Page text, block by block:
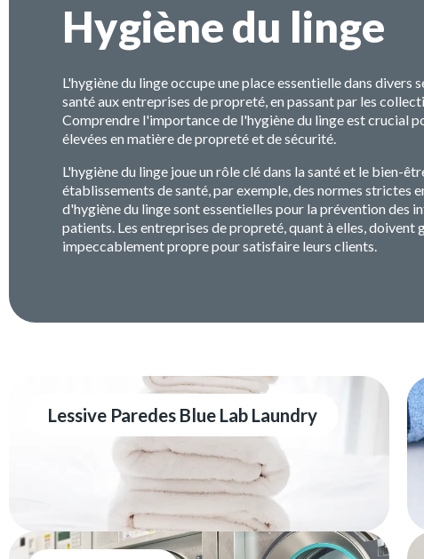
Hygiène du linge
L'hygiène du linge occupe une place essentielle dans divers
santé aux entreprises de propreté, en passant par les
Comprendre l'importance de l'hygiène du linge est crucial
élevées en matière de propreté et de sécurité.
L'hygiène du linge joue un rôle clé dans la santé et le bien-
établissements de santé, par exemple, des normes strictes
d'hygiène du linge sont essentielles pour la prévention des
patients. Les entreprises de propreté, quant à elles, doivent
impeccablement propre pour satisfaire leurs clients.
Lessive Paredes Blue Lab Laundry